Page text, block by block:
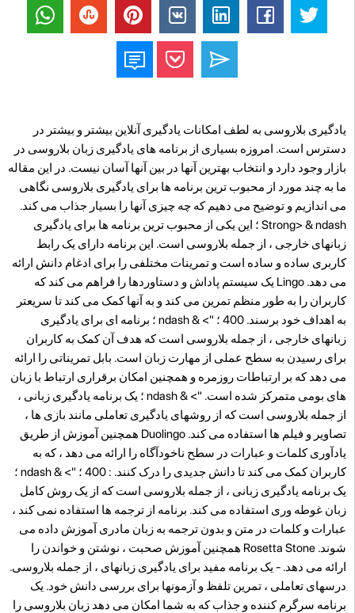
یادگیری بلاروسی به لطف امکانات یادگیری آنلاین بیشتر و بیشتر در
دسترس است. امروزه بسیاری از برنامه های یادگیری زبان بلاروسی در
بازار وجود دارد و انتخاب بهترین آنها در بین آنها آسان نیست. در این مقاله
ما به چند مورد از محبوب ترین برنامه ها برای یادگیری بلاروسی نگاهی
می اندازیم و توضیح می دهیم که چه چیزی آنها را بسیار جذاب می کند.
Strong> & ndash ؛ این یکی از محبوب ترین برنامه ها برای یادگیری
زبانهای خارجی ، از جمله بلاروسی است. این برنامه دارای یک رابط
کاربری ساده و ساده است و تمرینات مختلفی را برای ادغام دانش ارائه
می دهد. Lingo یک سیستم پاداش و دستاوردها را فراهم می کند که
کاربران را به طور منظم تمرین می کند و به آنها کمک می کند تا سریعتر
به اهداف خود برسند. 400 ؛ "> & ndash ؛ برنامه ای برای یادگیری
زبانهای خارجی ، از جمله بلاروسی است که هدف آن کمک به کاربران
برای رسیدن به سطح عملی از مهارت زبان است. بابل تمریناتی را ارائه
می دهد که بر ارتباطات روزمره و همچنین امکان برقراری ارتباط با زبان
های بومی متمرکز شده است. "> & ndash ؛ یک برنامه یادگیری زبانی ،
از جمله بلاروسی است که از روشهای یادگیری تعاملی مانند بازی ها ،
تصاویر و فیلم ها استفاده می کند. Duolingo همچنین آموزش از طریق
یادآوری کلمات و عبارات در سطح ناخودآگاه را ارائه می دهد ، که به
کاربران کمک می کند تا دانش جدیدی را درک کنند. : 400 ؛ "> & ndash ؛
یک برنامه یادگیری زبانی ، از جمله بلاروسی است که از یک روش کامل
زبان غوطه وری استفاده می کند. برنامه از ترجمه ها استفاده نمی کند ،
عبارات و کلمات در متن و بدون ترجمه به زبان مادری آموزش داده می
شوند. Rosetta Stone همچنین آموزش صحبت ، نوشتن و خواندن را
ارائه می دهد. - یک برنامه مفید برای یادگیری زبانهای ، از جمله بلاروسی.
درسهای تعاملی ، تمرین تلفظ و آزمونها برای بررسی دانش خود. یک
برنامه سرگرم کننده و جذاب که به شما امکان می دهد زبان بلاروسی را